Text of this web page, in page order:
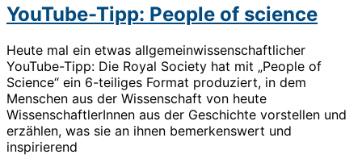
YouTube-Tipp: People of science
Heute mal ein etwas allgemeinwissenschaftlicher
YouTube-Tipp: Die Royal Society hat mit „People of
Science“ ein 6-teiliges Format produziert, in dem
Menschen aus der Wissenschaft von heute
WissenschaftlerInnen aus der Geschichte vorstellen und
erzählen, was sie an ihnen bemerkenswert und
inspirierend